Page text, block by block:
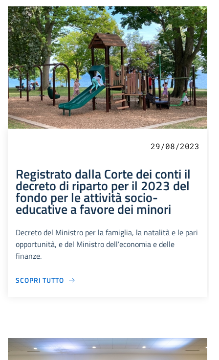
29/08/2023
Registrato dalla Corte dei conti il
decreto di riparto per il 2023 del
fondo per le attività socio-
educative a favore dei minori
Decreto del Ministro per la famiglia, la natalità e le pari
opportunità, e del Ministro dell’economia e delle
finanze.
SCOPRI TUTTO